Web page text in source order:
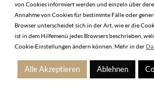
von Cookies informiert werden und einzeln über
Annahme von Cookies für bestimmte Fälle oder
Browser unterscheidet sich in der Art, wie er die
ist in dem Hilfemenü jedes Browsers beschrieben,
Cookie-Einstellungen ändern können. Mehr in der
Alle Akzeptieren Ablehnen